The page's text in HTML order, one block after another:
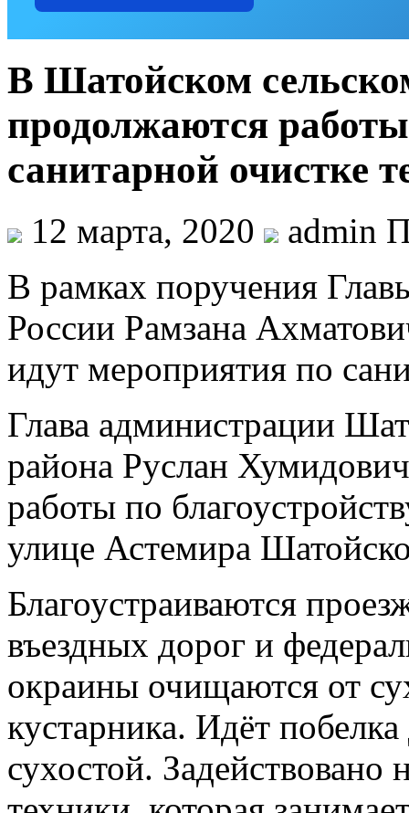
В Шатойском
продолжаются
санитарной очистке
12 марта, 2020
admin
В рамках поручения
России Рамзана
идут мероприятия по
Глава администрации
района Руслан
работы по
улице Астемира
Благоустраиваются
въездных дорог и
окраины очищаются от
кустарника. Идёт
сухостой. Задействовано